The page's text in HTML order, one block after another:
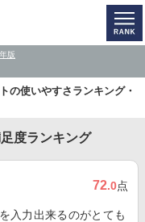
版
の使いやすさランキング・
度ランキング
72.0点
入力出来るのがとても